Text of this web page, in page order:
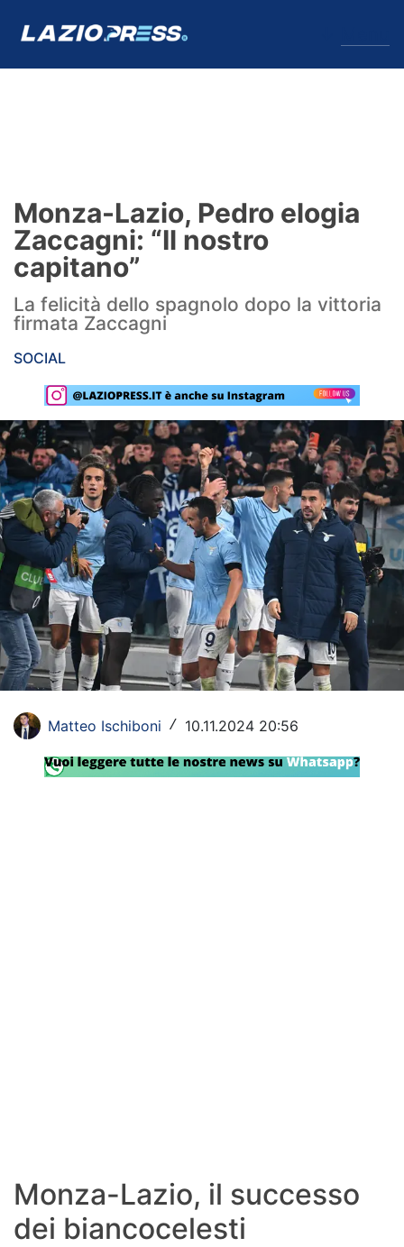
Formello
Infortuni
Primavera
Calciomercato
Lazio Women
Rassegna Lazio
Social
Calcio
Serie A
Champions League
Europa League
Altri Sport
Formula 1
Tennis
Monza-Lazio, Pedro elogia
Zaccagni: “Il nostro
capitano”
La felicità dello spagnolo dopo la vittoria
firmata Zaccagni
SOCIAL
Matteo Ischiboni / 10.11.2024 20:56
Monza-Lazio, il successo
dei biancocelesti